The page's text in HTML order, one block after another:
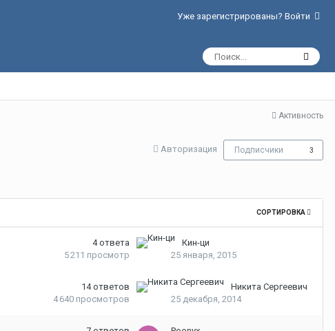
Уже зарегистрированы? Войти
Активность
Авторизация Подписчики 3
СОРТИРОВКА
4 ответа
5 211 просмотр
Кин-ци
25 января, 2015
14 ответов
4 640 просмотров
Никита Сергеевич
25 декабря, 2014